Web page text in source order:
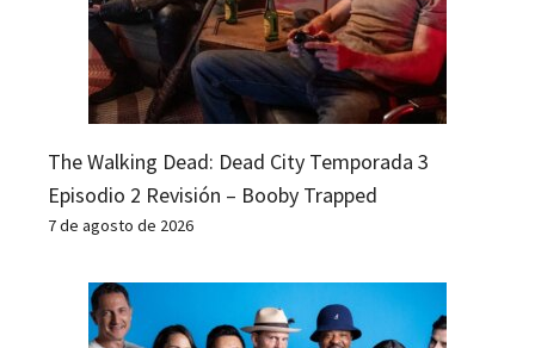
The Walking Dead: Dead City Temporada 3
Episodio 2 Revisión – Booby Trapped
7 de agosto de 2026